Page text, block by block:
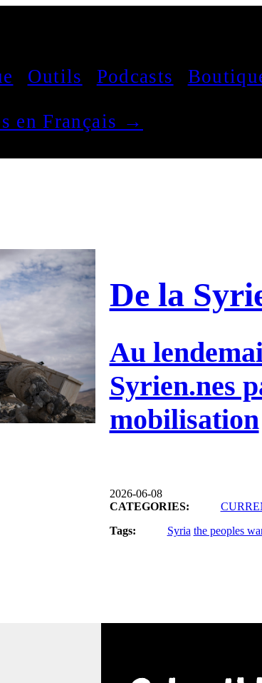
Outils Podcasts
en Français →
De la
Au
Syrien.nes
mobilisation
2026-06-08
CATEGORIES:
Tags:
Syria the peoples